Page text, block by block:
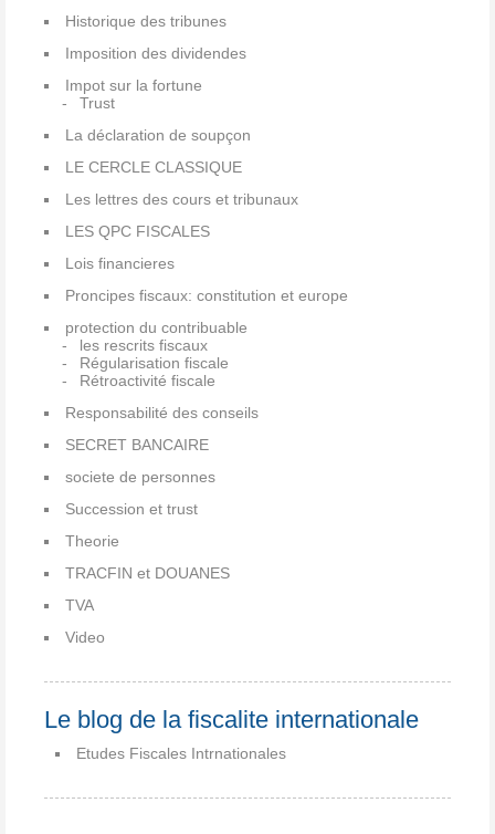
Historique des tribunes
Imposition des dividendes
Impot sur la fortune
Trust
La déclaration de soupçon
LE CERCLE CLASSIQUE
Les lettres des cours et tribunaux
LES QPC FISCALES
Lois financieres
Proncipes fiscaux: constitution et europe
protection du contribuable
les rescrits fiscaux
Régularisation fiscale
Rétroactivité fiscale
Responsabilité des conseils
SECRET BANCAIRE
societe de personnes
Succession et trust
Theorie
TRACFIN et DOUANES
TVA
Video
Le blog de la fiscalite internationale
Etudes Fiscales Intrnationales